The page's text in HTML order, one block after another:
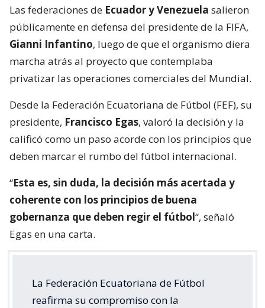
Las federaciones de Ecuador y Venezuela salieron
públicamente en defensa del presidente de la FIFA,
Gianni Infantino, luego de que el organismo diera
marcha atrás al proyecto que contemplaba
privatizar las operaciones comerciales del Mundial.
Desde la Federación Ecuatoriana de Fútbol (FEF), su
presidente, Francisco Egas, valoró la decisión y la
calificó como un paso acorde con los principios que
deben marcar el rumbo del fútbol internacional.
“Esta es, sin duda, la decisión más acertada y
coherente con los principios de buena
gobernanza que deben regir el fútbol“, señaló
Egas en una carta.
La Federación Ecuatoriana de Fútbol
reafirma su compromiso con la